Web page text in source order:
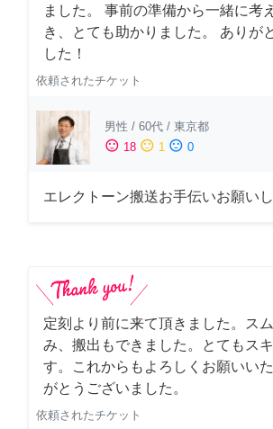
ました。 事前の準備から一緒に考
き、とても助かりました。 ありが
した！
依頼されたチケット
男性 / 60代 / 東京都
sentiment_satisfied 18 sentiment_neutral 1 sentiment_dissatisfied 0
エレクトーン搬送お手伝いお願いし
定刻より前に来て頂きました。ス
み、搬出もできました。とてもス
す。これからもよろしくお願いい
がとうございました。
依頼されたチケット